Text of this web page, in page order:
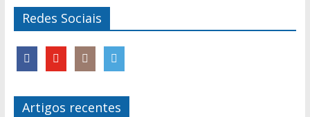
Redes Sociais
Artigos recentes